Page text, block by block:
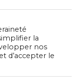
la
nos
d’accepter le